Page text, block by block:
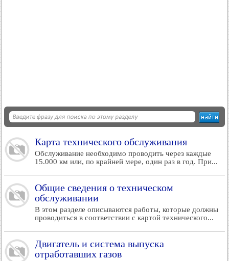
Карта технического обслуживания
Обслуживание необходимо проводить через каждые
15.000 км или, по крайней мере, один раз в год. При...
Общие сведения о техническом
обслуживании
В этом разделе описываются работы, которые должны
проводиться в соответствии с картой технического...
Двигатель и система выпуска
отработавших газов